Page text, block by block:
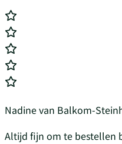
Nadine van Balkom-
Altijd fijn om te bestellen